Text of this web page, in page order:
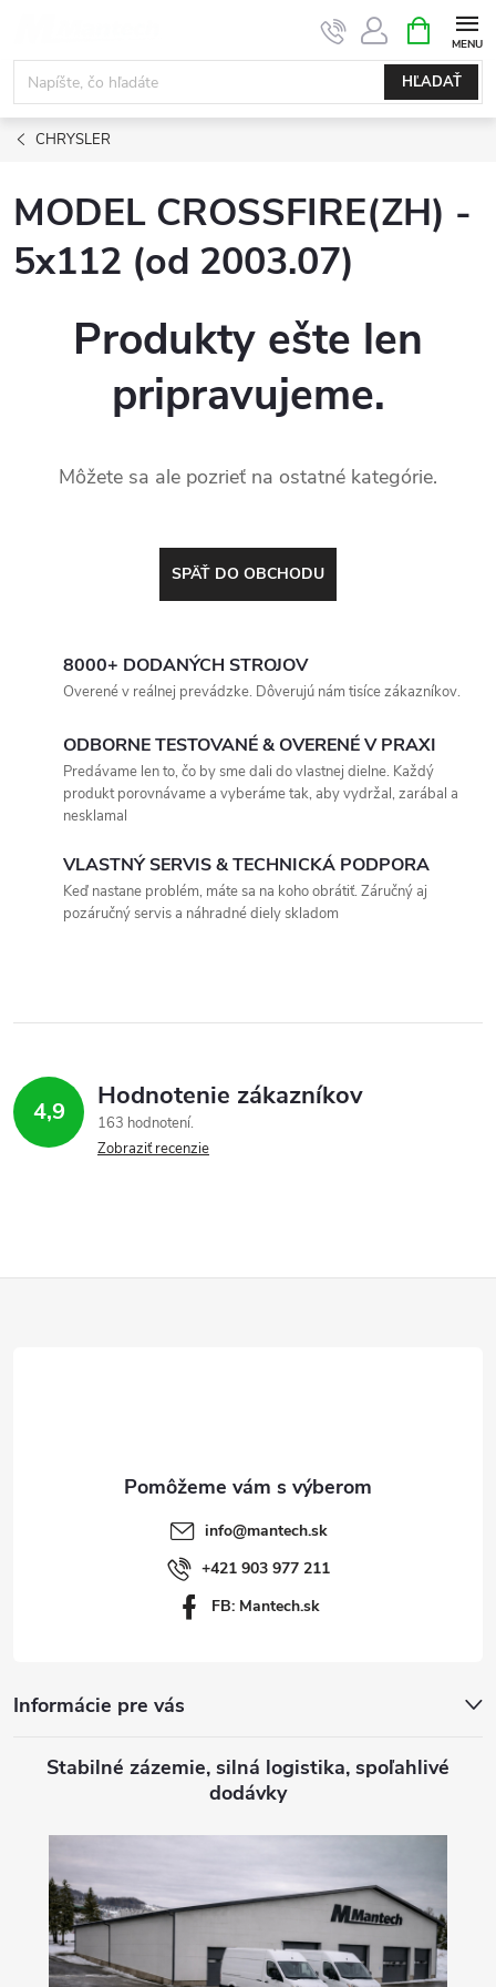
obsah
HĽADAŤ
KOŠÍK
CHRYSLER
MODEL CROSSFIRE(ZH) -
5x112 (od 2003.07)
Produkty ešte len
pripravujeme.
Môžete sa ale pozrieť na ostatné kategórie.
SPÄŤ DO OBCHODU
8000+ DODANÝCH STROJOV
Overené v reálnej prevádzke. Dôverujú nám tisíce zákazníkov.
ODBORNE TESTOVANÉ & OVERENÉ V PRAXI
Predávame len to, čo by sme dali do vlastnej dielne. Každý
produkt porovnávame a vyberáme tak, aby vydržal, zarábal a
nesklamal
VLASTNÝ SERVIS & TECHNICKÁ PODPORA
Keď nastane problém, máte sa na koho obrátiť. Záručný aj
pozáručný servis a náhradné diely skladom
4,9 Hodnotenie zákazníkov
163 hodnotení
Zobraziť recenzie
info@mantech.sk
+421 903 977 211
FB: Mantech.sk
Informácie pre vás
Stabilné zázemie, silná logistika, spoľahlivé
dodávky